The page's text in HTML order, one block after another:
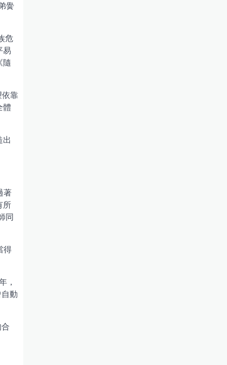
黌
危
易
隨
靠
體
著
所
同
得
，
動